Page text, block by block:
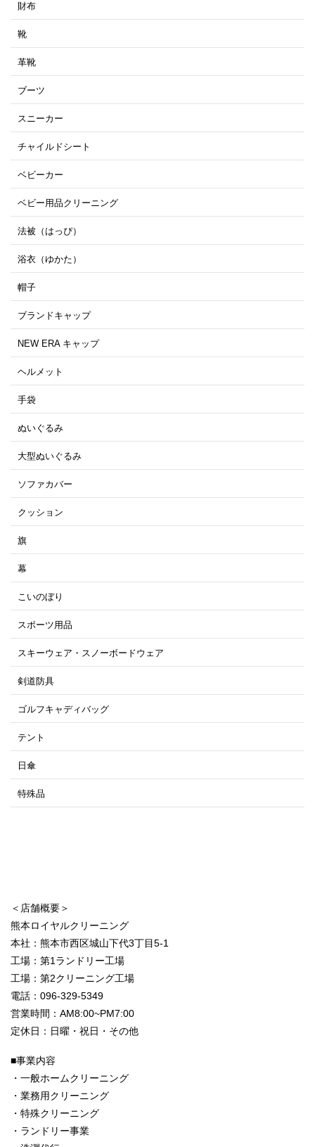
財布
靴
革靴
ブーツ
スニーカー
チャイルドシート
ベビーカー
ベビー用品クリーニング
法被（はっぴ）
浴衣（ゆかた）
帽子
ブランドキャップ
NEW ERA キャップ
ヘルメット
手袋
ぬいぐるみ
大型ぬいぐるみ
ソファカバー
クッション
旗
幕
こいのぼり
スポーツ用品
スキーウェア・スノーボードウェア
剣道防具
ゴルフキャディバッグ
テント
日傘
特殊品
＜店舗概要＞
熊本ロイヤルクリーニング
本社：熊本市西区城山下代3丁目5-1
工場：第1ランドリー工場
工場：第2クリーニング工場
電話：096-329-5349
営業時間：AM8:00~PM7:00
定休日：日曜・祝日・その他
■事業内容
・一般ホームクリーニング
・業務用クリーニング
・特殊クリーニング
・ランドリー事業